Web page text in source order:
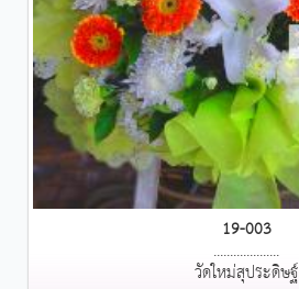
19-003
....................
วัดใหม่สุประดิษฐ์